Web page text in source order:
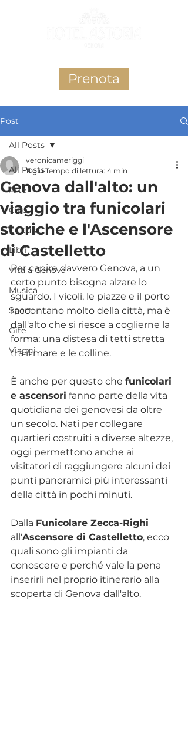
Prenota
Post
All Posts
Arte
Cibo
Cultura
Libri
Vita a Genova
Musica
Sport
Gite
Viaggi
All Posts
Genova dall'alto: un
viaggio tra funicolari
storiche e l'Ascensore
di Castelletto
veronicameriggi
11 giu Tempo di lettura: 4 min
Per capire davvero Genova, a un
certo punto bisogna alzare lo
sguardo. I vicoli, le piazze e il porto
raccontano molto della città, ma è
dall'alto che si riesce a coglierne la
forma: una distesa di tetti stretta
tra il mare e le colline.
È anche per questo che funicolari
e ascensori fanno parte della vita
quotidiana dei genovesi da oltre
un secolo. Nati per collegare
quartieri costruiti a diverse altezze,
oggi permettono anche ai
visitatori di raggiungere alcuni dei
punti panoramici più interessanti
della città in pochi minuti.
Dalla Funicolare Zecca-Righi
all'Ascensore di Castelletto, ecco
quali sono gli impianti da
conoscere e perché vale la pena
inserirli nel proprio itinerario alla
scoperta di Genova dall'alto.